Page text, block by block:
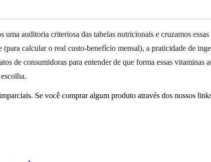
uma auditoria criteriosa das tabelas nutricionais e cruzamos
calcular o real custo-benefício mensal), a praticidade de
de consumidoras para entender de que forma essas
Se você comprar algum produto através dos nossos